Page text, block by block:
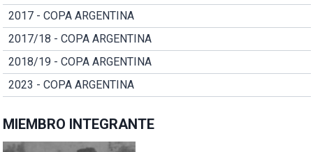
2017 - COPA ARGENTINA
2017/18 - COPA ARGENTINA
2018/19 - COPA ARGENTINA
2023 - COPA ARGENTINA
MIEMBRO INTEGRANTE